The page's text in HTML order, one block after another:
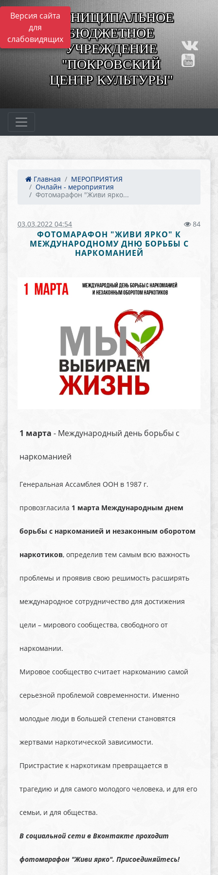
Версия сайта
для
слабовидящих
МУНИЦИПАЛЬНОЕ
БЮДЖЕТНОЕ
УЧРЕЖДЕНИЕ
"ПОКРОВСКИЙ
ЦЕНТР КУЛЬТУРЫ"
Главная
МЕРОПРИЯТИЯ
Онлайн - мероприятия
Фотомарафон "Живи ярко...
03.03.2022 04:54 84
ФОТОМАРАФОН "ЖИВИ ЯРКО" К
МЕЖДУНАРОДНОМУ ДНЮ БОРЬБЫ С
НАРКОМАНИЕЙ
1 марта - Международный день борьбы с
наркоманией
Генеральная Ассамблея ООН в 1987 г.
провозгласила 1 марта Международным днем
борьбы с наркоманией и незаконным оборотом
наркотиков, определив тем самым всю важность
проблемы и проявив свою решимость расширять
международное сотрудничество для достижения
цели – мирового сообщества, свободного от
наркомании.
Мировое сообщество считает наркоманию самой
серьезной проблемой современности. Именно
молодые люди в большей степени становятся
жертвами наркотической зависимости.
Пристрастие к наркотикам превращается в
трагедию и для самого молодого человека, и для его
семьи, и для общества.
В социальной сети в Вконтакте проходит
фотомарафон "Живи ярко". Присоединяйтесь!